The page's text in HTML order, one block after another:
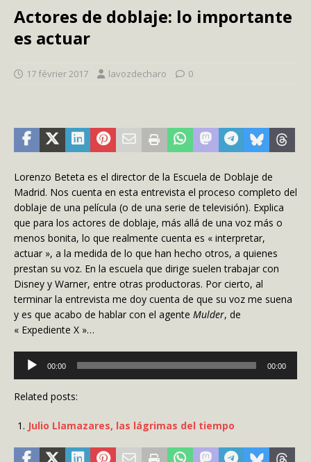
Actores de doblaje: lo importante
es actuar
17 février 2017 lavozdecharo 0
Lorenzo Beteta es el director de la Escuela de Doblaje de
Madrid. Nos cuenta en esta entrevista el proceso completo del
doblaje de una película (o de una serie de televisión). Explica
que para los actores de doblaje, más allá de una voz más o
menos bonita, lo que realmente cuenta es « interpretar,
actuar », a la medida de lo que han hecho otros, a quienes
prestan su voz. En la escuela que dirige suelen trabajar con
Disney y Warner, entre otras productoras. Por cierto, al
terminar la entrevista me doy cuenta de que su voz me suena
y es que acabo de hablar con el agente Mulder, de
« Expediente X »…
Lecteur
audio
00:00 00:00
Related posts:
Julio Llamazares, las lágrimas del tiempo